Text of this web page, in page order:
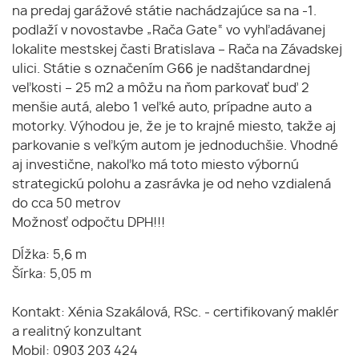
na predaj garážové státie nachádzajúce sa na -1.
podlaží v novostavbe „Rača Gate“ vo vyhľadávanej
lokalite mestskej časti Bratislava – Rača na Závadskej
ulici. Státie s označením G66 je nadštandardnej
veľkosti – 25 m2 a môžu na ňom parkovať buď 2
menšie autá, alebo 1 veľké auto, prípadne auto a
motorky. Výhodou je, že je to krajné miesto, takže aj
parkovanie s veľkým autom je jednoduchšie. Vhodné
aj investične, nakoľko má toto miesto výbornú
strategickú polohu a zasrávka je od neho vzdialená
do cca 50 metrov
Možnosť odpočtu DPH!!!
Dĺžka: 5,6 m
Šírka: 5,05 m
Kontakt: Xénia Szakálová, RSc. - certifikovaný maklér
a realitný konzultant
Mobil: 0903 203 424